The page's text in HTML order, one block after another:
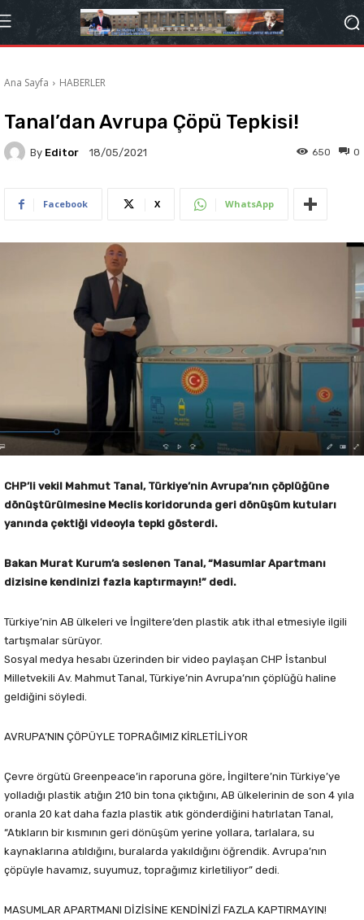
Ana Sayfa HABERLER
Tanal’dan Avrupa Çöpü Tepkisi!
By Editor 18/05/2021 0
650
Facebook X WhatsApp
CHP’li vekil Mahmut Tanal, Türkiye’nin Avrupa’nın çöplüğüne
dönüştürülmesine Meclis koridorunda geri dönüşüm kutuları
yanında çektiği videoyla tepki gösterdi.
Bakan Murat Kurum’a seslenen Tanal, “Masumlar Apartmanı
dizisine kendinizi fazla kaptırmayın!” dedi.
Türkiye’nin AB ülkeleri ve İngiltere’den plastik atık ithal etmesiyle ilgili
tartışmalar sürüyor.
Sosyal medya hesabı üzerinden bir video paylaşan CHP İstanbul
Milletvekili Av. Mahmut Tanal, Türkiye’nin Avrupa’nın çöplüğü haline
geldiğini söyledi.
AVRUPA’NIN ÇÖPÜYLE TOPRAĞIMIZ KİRLETİLİYOR
Çevre örgütü Greenpeace’in raporuna göre, İngiltere’nin Türkiye’ye
yolladığı plastik atığın 210 bin tona çıktığını, AB ülkelerinin de son 4 yıla
oranla 20 kat daha fazla plastik atık gönderdiğini hatırlatan Tanal,
“Atıkların bir kısmının geri dönüşüm yerine yollara, tarlalara, su
kaynaklarına atıldığını, buralarda yakıldığını öğrendik. Avrupa’nın
çöpüyle havamız, suyumuz, toprağımız kirletiliyor” dedi.
MASUMLAR APARTMANI DİZİSİNE KENDİNİZİ FAZLA KAPTIRMAYIN!